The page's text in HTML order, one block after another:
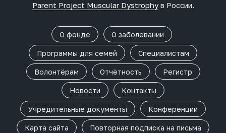
Parent Project Muscular Dystrophyв России.
О фонде О заболевании
Программы для семей Специалистам
Волонтёрам Отчётность Регистр
Новости Контакты
Учредительные документы Конференции
Карта сайта Повторная подписка на письма